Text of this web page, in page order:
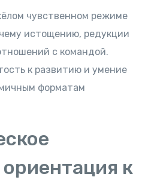
чувственном режиме
истощению, редукции
с командой.
к развитию и умение
форматам
к